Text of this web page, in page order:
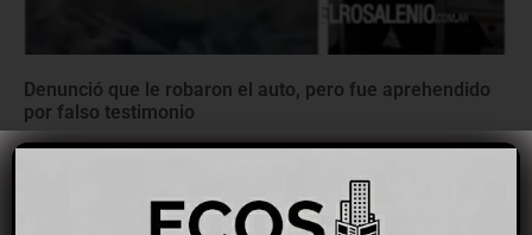
Denunció que le robaron el auto, pero fue aprehendido
por falso testimonio
08/08/2026